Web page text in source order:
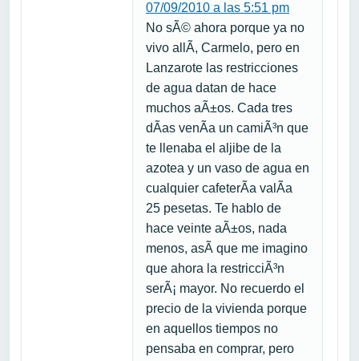
07/09/2010 a las 5:51 pm
No sÃ© ahora porque ya no
vivo allÃ­, Carmelo, pero en
Lanzarote las restricciones
de agua datan de hace
muchos aÃ±os. Cada tres
dÃ­as venÃ­a un camiÃ³n que
te llenaba el aljibe de la
azotea y un vaso de agua en
cualquier cafeterÃ­a valÃ­a
25 pesetas. Te hablo de
hace veinte aÃ±os, nada
menos, asÃ­ que me imagino
que ahora la restricciÃ³n
serÃ¡ mayor. No recuerdo el
precio de la vivienda porque
en aquellos tiempos no
pensaba en comprar, pero